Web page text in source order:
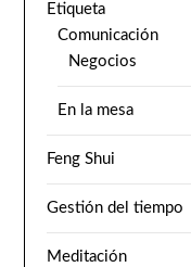
Etiqueta
Comunicación
Negocios
En la mesa
Feng Shui
Gestión del tiempo
Meditación